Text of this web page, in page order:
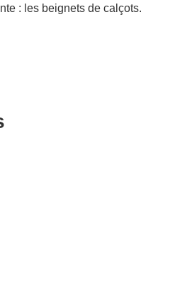
: les beignets de calçots.